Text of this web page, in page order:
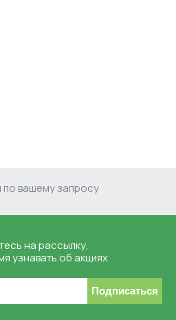
вашему запросу
на рассылку,
узнавать об акциях
Подписаться